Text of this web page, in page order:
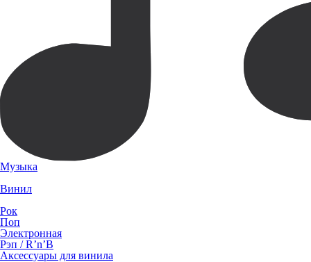
Музыка
Винил
Рок
Поп
Электронная
Рэп / R’n’B
Аксессуары для винила